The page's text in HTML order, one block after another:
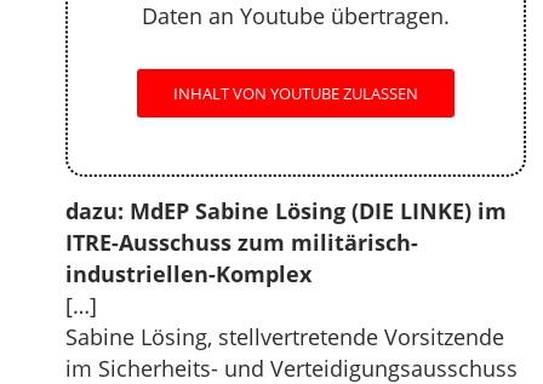
Daten an Youtube übertragen.
INHALT VON YOUTUBE ZULASSEN
dazu: MdEP Sabine Lösing (DIE LINKE) im
ITRE-Ausschuss zum militärisch-
industriellen-Komplex
[…]
Sabine Lösing, stellvertretende Vorsitzende
im Sicherheits- und Verteidigungsausschuss